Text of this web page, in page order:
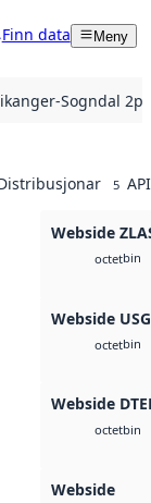
Finn data Meny
Sogndal
5
Webside
octetbin
Webside
octetbin
Webside
octetbin
Webside